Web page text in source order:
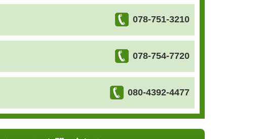
078-751-3210
078-754-7720
080-4392-4477